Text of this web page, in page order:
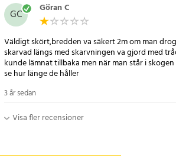
GC Göran C
Väldigt skört,bredden va säkert 2m om man
skarvad längs med skarvningen va gjord med
kunde lämnat tillbaka men när man står i
se hur länge de håller
3 år sedan
Visa fler recensioner